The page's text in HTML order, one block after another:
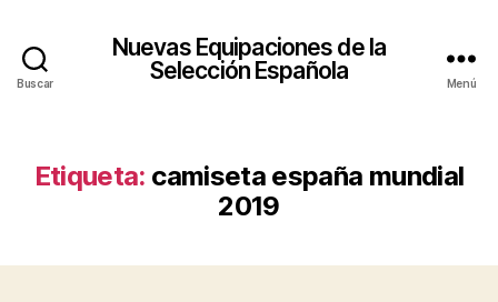
Buscar
Nuevas Equipaciones de la
Selección Española
Menú
Etiqueta: camiseta españa mundial
2019